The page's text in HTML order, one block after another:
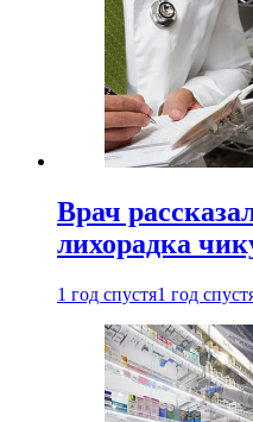
Врач
лихорадка
1 год спустя1 год